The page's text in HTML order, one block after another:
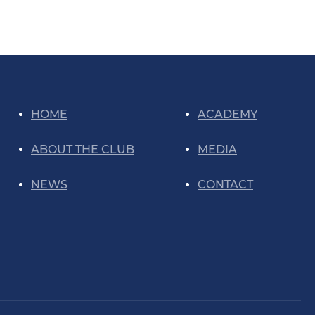
HOME
ABOUT THE CLUB
NEWS
ACADEMY
MEDIA
CONTACT